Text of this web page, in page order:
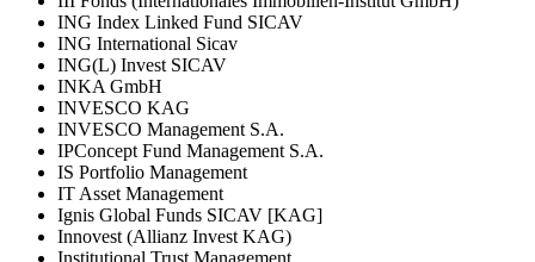
ING Index Linked Fund SICAV
ING International Sicav
ING(L) Invest SICAV
INKA GmbH
INVESCO KAG
INVESCO Management S.A.
IPConcept Fund Management S.A.
IS Portfolio Management
IT Asset Management
Ignis Global Funds SICAV [KAG]
Innovest (Allianz Invest KAG)
Institutional Trust Management